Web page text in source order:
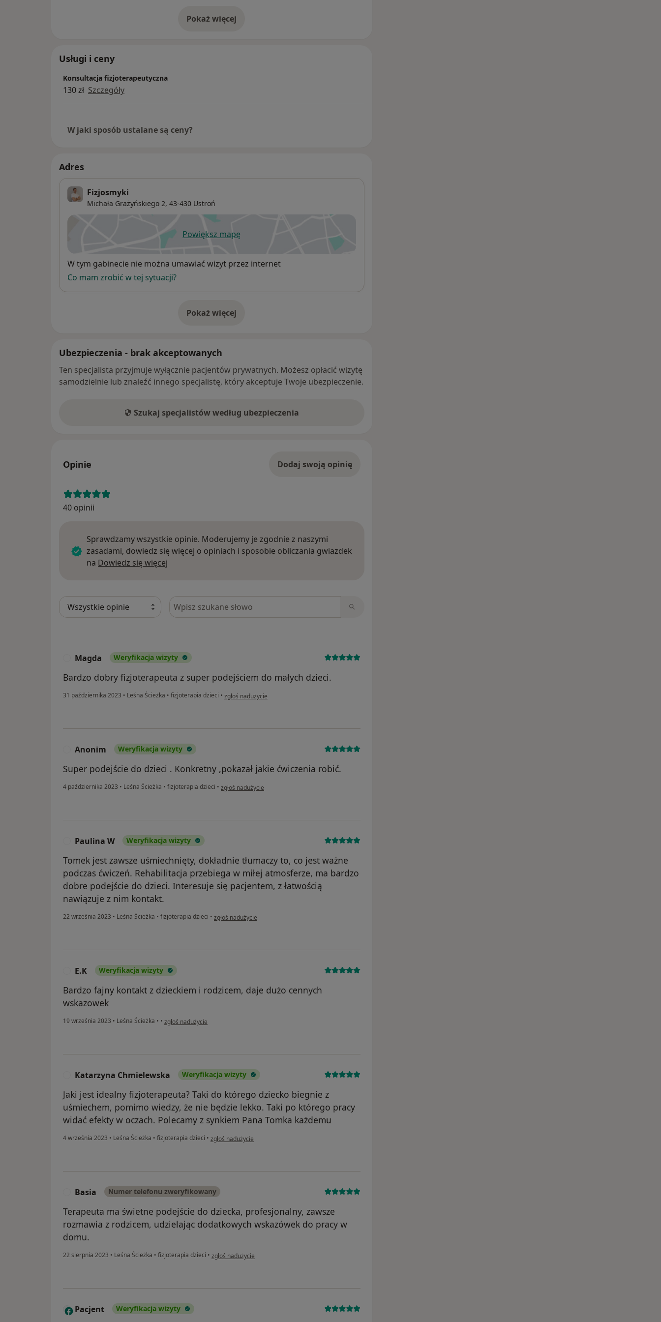
Pokaż więcejo doświadczeniu
Usługi i ceny
Konsultacja fizjoterapeutyczna
130 zł Szczegóły
W jaki sposób ustalane są ceny?
Adres
Fizjosmyki
Michała Grażyńskiego 2, 43-430 Ustroń
Powiększ mapęotwiera się w nowej karcie
Dostępność
W tym gabinecie nie można umawiać wizyt przez internet
Co mam zrobić w tej sytuacji?
Pokaż więcej
o adresie
Ubezpieczenia - brak akceptowanych
Ten specjalista przyjmuje wyłącznie pacjentów prywatnych. Możesz opłacić wizytę
samodzielnie lub znaleźć innego specjalistę, który akceptuje Twoje ubezpieczenie.
Szukaj specjalistów według ubezpieczenia
Opinie Dodaj swoją opinię
40 opinii
Sprawdzamy wszystkie opinie. Moderujemy je zgodnie z naszymi
zasadami, dowiedz się więcej o opiniach i sposobie obliczania gwiazdek
na Dowiedz się więcej
Szukaj w opiniach
Magda Weryfikacja wizyty
Bardzo dobry fizjoterapeuta z super podejściem do małych dzieci.
31 października 2023 • Leśna Ścieżka • fizjoterapia dzieci • w opinii użytkownika Magda
zgłoś nadużycie
Anonim Weryfikacja wizyty
Super podejście do dzieci . Konkretny ,pokazał jakie ćwiczenia robić.
4 października 2023 • Leśna Ścieżka • fizjoterapia dzieci • w opinii użytkownika Anonim
zgłoś nadużycie
Paulina W Weryfikacja wizyty
Tomek jest zawsze uśmiechnięty, dokładnie tłumaczy to, co jest ważne
podczas ćwiczeń. Rehabilitacja przebiega w miłej atmosferze, ma bardzo
dobre podejście do dzieci. Interesuje się pacjentem, z łatwością
nawiązuje z nim kontakt.
22 września 2023 • Leśna Ścieżka • fizjoterapia dzieci • w opinii użytkownika Paulina W
zgłoś nadużycie
E.K Weryfikacja wizyty
Bardzo fajny kontakt z dzieckiem i rodzicem, daje dużo cennych
wskazowek
19 września 2023 • Leśna Ścieżka • • w opinii użytkownika E.K
zgłoś nadużycie
Katarzyna Chmielewska Weryfikacja wizyty
Jaki jest idealny fizjoterapeuta? Taki do którego dziecko biegnie z
uśmiechem, pomimo wiedzy, że nie będzie lekko. Taki po którego pracy
widać efekty w oczach. Polecamy z synkiem Pana Tomka każdemu
4 września 2023 • Leśna Ścieżka • fizjoterapia dzieci • w opinii użytkownika Katarzyna Chmielewska
zgłoś nadużycie
Basia Numer telefonu zweryfikowany
Terapeuta ma świetne podejście do dziecka, profesjonalny, zawsze
rozmawia z rodzicem, udzielając dodatkowych wskazówek do pracy w
domu.
22 sierpnia 2023 • Leśna Ścieżka • fizjoterapia dzieci • w opinii użytkownika Basia
zgłoś nadużycie
Pacjent Weryfikacja wizyty